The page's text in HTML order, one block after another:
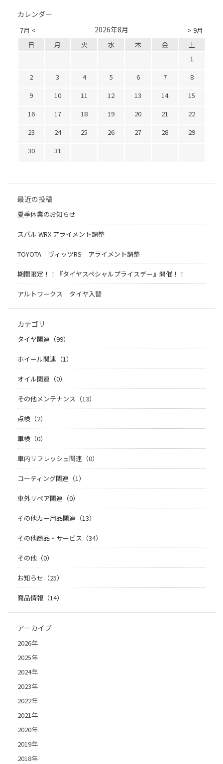
カレンダー
7月 < > 9月
2026年8月
日 月 火 水 木 金
土
1
2
3 4 5 6 7
8
9
10 11 12 13 14
15
16
17 18 19 20 21
22
23
24 25 26 27 28
29
30
31
最近の投稿
夏季休業のお知らせ
スバル WRX アライメント調整
TOYOTA ヴィッツRS アライメント調整
期間限定！！『タイヤスペシャルプライスデー』開催！！
アルトワークス タイヤ入替
カテゴリ
タイヤ関連（99）
ホイール関連（1）
オイル関連（0）
その他メンテナンス（13）
点検（2）
車検（0）
車内リフレッシュ関連（0）
コーティング関連（1）
車外リペア関連（0）
その他カー用品関連（13）
その他商品・サービス（34）
その他（0）
お知らせ（25）
商品情報（14）
アーカイブ
2026年
2025年
2024年
2023年
2022年
2021年
2020年
2019年
2018年